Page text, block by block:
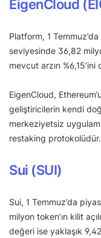
EigenCloud
Platform, 1
seviyesinde 36,82
mevcut arzın %6,15’ini
EigenCloud,
geliştiricilerin kendi
merkeziyetsiz
restaking protokolüdür.
Sui (SUI)
Sui, 1 Temmuz’da
milyon token’ın kilit
değeri ise yaklaşık